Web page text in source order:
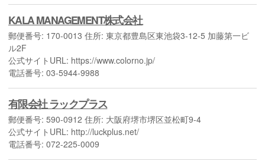
KALA MANAGEMENT株式会社
郵便番号: 170-0013 住所: 東京都豊島区東池袋3-12-5 加藤第一ビ
ル2F
公式サイトURL: https://www.colorno.jp/
電話番号: 03-5944-9988
有限会社 ラックプラス
郵便番号: 590-0912 住所: 大阪府堺市堺区並松町9-4
公式サイトURL: http://luckplus.net/
電話番号: 072-225-0009